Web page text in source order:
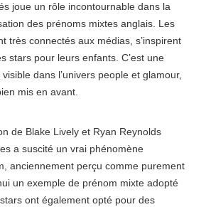
joue un rôle incontournable dans la
des prénoms mixtes anglais. Les
très connectés aux médias, s’inspirent
stars pour leurs enfants. C’est une
dans l’univers people et glamour,
mis en avant.
de Blake Lively et Ryan Reynolds
a suscité un vrai phénomène
anciennement perçu comme purement
un exemple de prénom mixte adopté
ont également opté pour des